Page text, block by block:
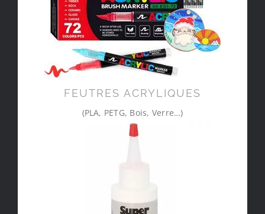
FEUTRES ACRYLIQUES
(PLA, PETG, Bois, Verre…)